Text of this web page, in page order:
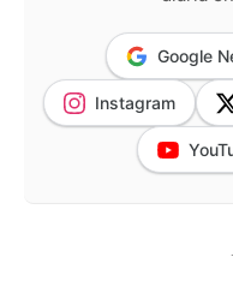
Google
Instagram